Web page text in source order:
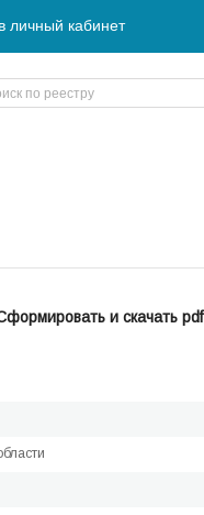
личный кабинет
и скачать pdf